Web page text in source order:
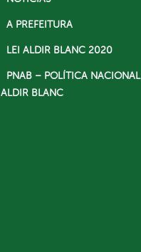
A PREFEITURA
LEI ALDIR BLANC 2020
PNAB – POLÍTICA NACIONAL
ALDIR BLANC